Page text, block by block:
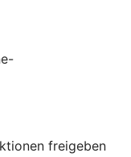
freigeben